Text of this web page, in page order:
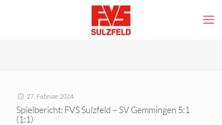
27. Februar 2024
Spielbericht: FVS Sulzfeld – SV Gemmingen 5:1
(1:1)